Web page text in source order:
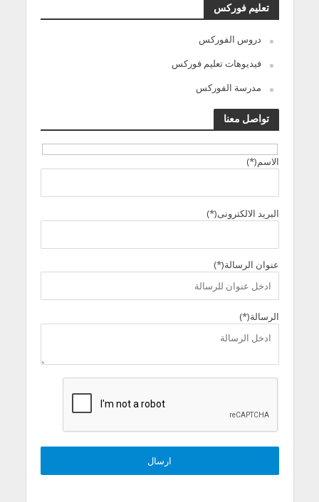
تعليم فوركس
دروس الفوركس
فيديوهات تعليم فوركس
مدرسة الفوركس
تواصل معنا
الاسم(*)
البريد الالكترونى(*)
عنوان الرسالة(*)
الرسالة(*)